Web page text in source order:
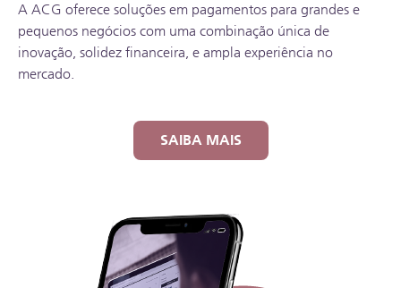
A ACG oferece soluções em pagamentos para grandes e
pequenos negócios com uma combinação única de
inovação, solidez financeira, e ampla experiência no
mercado.
SAIBA MAIS